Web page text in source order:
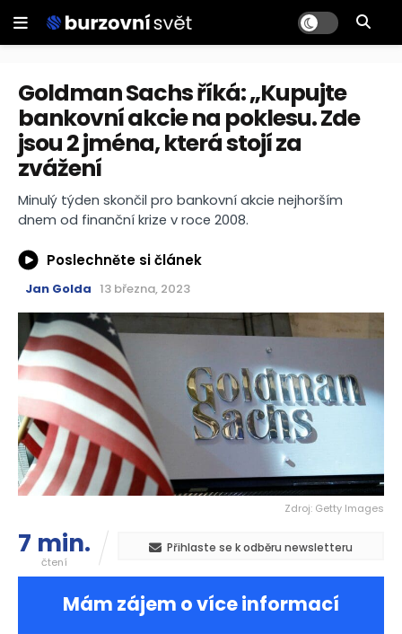
Goldman Sachs říká: „Kupujte
bankovní akcie na poklesu. Zde
jsou 2 jména, která stojí za
zvážení
Minulý týden skončil pro bankovní akcie nejhorším
dnem od finanční krize v roce 2008.
Poslechněte si článek
Jan Golda 13 března, 2023
Zdroj: Getty Images
7 min.
čtení
Přihlaste se k odběru newsletteru
Mám zájem o více informací